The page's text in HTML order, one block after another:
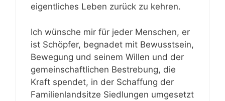
eigentliches Leben zurück zu kehren.
Ich wünsche mir für jeder Menschen, er
ist Schöpfer, begnadet mit Bewusstsein,
Bewegung und seinem Willen und der
gemeinschaftlichen Bestrebung, die
Kraft spendet, in der Schaffung der
Familienlandsitze Siedlungen umgesetzt